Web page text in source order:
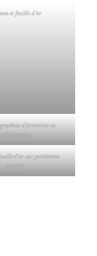
et feuille d’or
d’armoiries en
collaboration
d’or sur parchemin
animal